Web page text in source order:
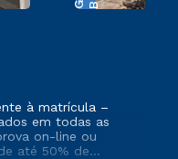
à matrícula –
em todas as
on-line ou
até 50% de